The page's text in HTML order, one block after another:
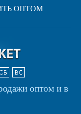
ОПТОМ
оптом и в